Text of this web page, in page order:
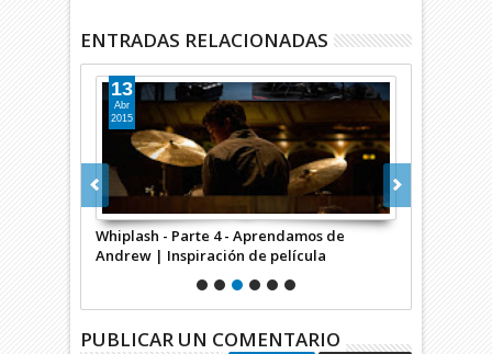
ENTRADAS RELACIONADAS
Whiplash - Parte 4 - Aprendamos de
Andrew | Inspiración de película
13
Abr
2015
PUBLICAR UN COMENTARIO